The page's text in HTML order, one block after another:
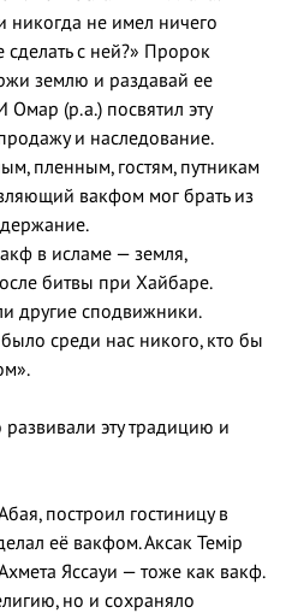
никогда не имел ничего
с ней?» Пророк
землю и раздавай ее
Омар (р.а.) посвятил эту
и наследование.
пленным, гостям, путникам
вакфом мог брать из
в исламе — земля,
битвы при Хайбаре.
другие сподвижники.
среди нас никого, кто бы
эту традицию и
построил гостиницу в
её вакфом. Аксак Темір
Яссауи — тоже как вакф.
но и сохраняло